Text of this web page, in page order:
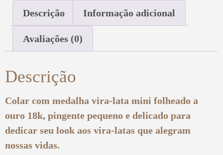
Descrição Informação adicional
Avaliações (0)
Descrição
Colar com medalha vira-lata mini folheado a
ouro 18k, pingente pequeno e delicado para
dedicar seu look aos vira-latas que alegram
nossas vidas.